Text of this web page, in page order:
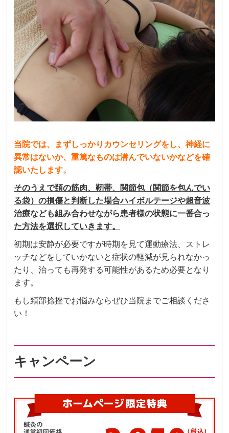
当院では、まずしっかりカウンセリングをし、神経に
異常はないか、重篤なものは潜んでいないかなどを確
認いたします。
そのうえで頚の筋肉、靭帯、関節包（関節を包んでい
る袋）の損傷と判断した場合ハイボルテージや超音波
治療なども組み合わせながら患者様の状態に一番合っ
た方法を選択していきます。
初期は安静が必要ですが時期を見て運動療法、ストレ
ッチなどをしていかないと症状の軽減が見られなかっ
たり、治っても再発する可能性があるため必要となり
ます。
もし頚部捻挫でお悩みならぜひ当院までご相談くださ
い！
キャンペーン